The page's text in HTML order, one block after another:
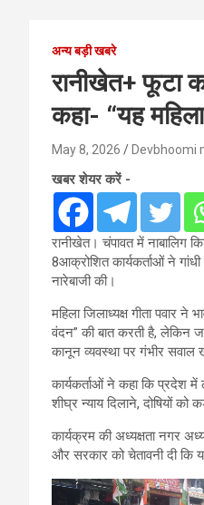
अन्य बड़ी खबरे
रानीखेत+ फूटा
कहा- “यह
May 8, 2026 Devbhoomi
खबर शेयर करें -
रानीखेत। चंपावत में नाबालिग
8आक्रोशित कार्यकर्ताओं ने
नारेबाजी की।
महिला जिलाध्यक्ष गीता पवार
वंदन” की बात करती है, लेकिन
कानून व्यवस्था पर गंभीर सवाल
कार्यकर्ताओं ने कहा कि प्रदेश
शीघ्र न्याय दिलाने, दोषियों
कार्यक्रम की अध्यक्षता नगर
और सरकार को चेतावनी दी कि